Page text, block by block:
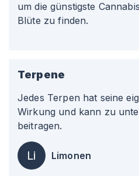
um die günstigste
Blüte zu finden.
Terpene
Jedes Terpen hat seine
Wirkung und kann zu
beitragen.
Li Limonen